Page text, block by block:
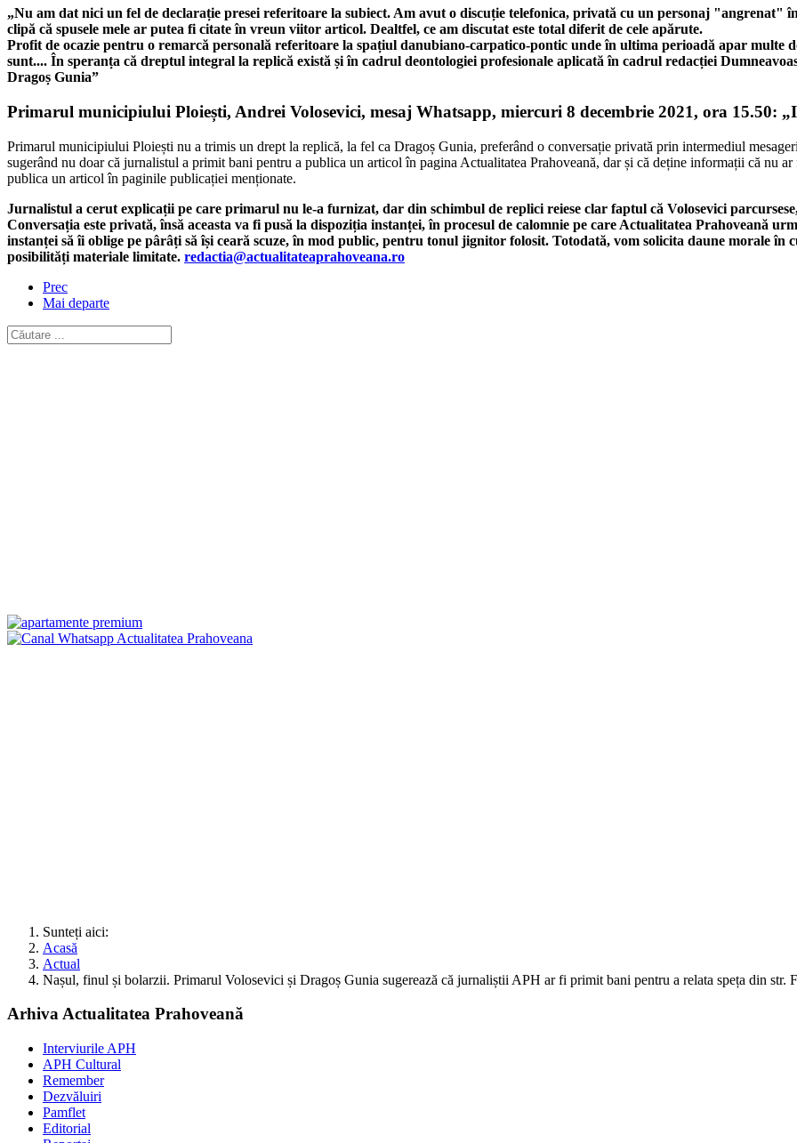
„Nu am dat nici un fel de declarație presei referitoare la subiect. Am avut o discuție telefonica, privată cu un personaj "angrenat"
clipă că spusele mele ar putea fi citate în vreun viitor articol. Dealtfel, ce am discutat este total diferit de cele apărute.
Profit de ocazie pentru o remarcă personală referitoare la spațiul danubiano-carpatico-pontic unde în ultima perioadă apar multe
sunt.... În speranța că dreptul integral la replică există și în cadrul deontologiei profesionale aplicată în cadrul redacției
Dragoș Gunia”
Primarul municipiului Ploiești, Andrei Volosevici, mesaj Whatsapp, miercuri 8 decembrie 2021, ora 15.50:
Primarul municipiului Ploiești nu a trimis un drept la replică, la fel ca Dragoș Gunia, preferând o conversație privată prin intermediul
sugerând nu doar că jurnalistul a primit bani pentru a publica un articol în pagina Actualitatea Prahoveană, dar și că deține informații că nu
publica un articol în paginile publicației menționate.
Jurnalistul a cerut explicații pe care primarul nu le-a furnizat, dar din schimbul de replici reiese clar faptul că Volosevici
Conversația este privată, însă aceasta va fi pusă la dispoziția instanței, în procesul de calomnie pe care Actualitatea Prahoveană
instanței să îi oblige pe pârâți să își ceară scuze, în mod public, pentru tonul jignitor folosit. Totodată, vom solicita daune morale
posibilități materiale limitate. redactia@actualitateaprahoveana.ro
Prec
Mai departe
Sunteți aici:
Acasă
Actual
Nașul, finul și bolarzii. Primarul Volosevici și Dragoș Gunia sugerează că jurnaliștii APH ar fi primit bani pentru a relata speța din str.
Arhiva Actualitatea Prahoveană
Interviurile APH
APH Cultural
Remember
Dezvăluiri
Pamflet
Editorial